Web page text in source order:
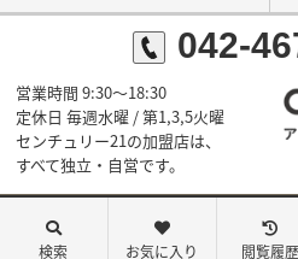
042-
営業時間 9:30～18:30
定休日 毎週水曜 / 第1,3,5火曜
センチュリー21の加盟店は、
すべて独立・自営です。
検索 お気に入り 閲覧履歴